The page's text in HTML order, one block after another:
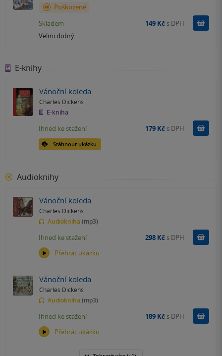
Poškozené
Velmi dobrý
Skladem 149 Kč s DPH
E-knihy
Vánoční koleda
Charles Dickens
E-kniha
Stáhnout ukázku
Ihned ke stažení 179 Kč s DPH Koupit
Audioknihy
Vánoční koleda
Charles Dickens
Audiokniha (mp3)
Přehrát ukázku
Ihned ke stažení 298 Kč s DPH Koupit
Vánoční koleda
Charles Dickens
Audiokniha (mp3)
Přehrát ukázku
Ihned ke stažení 189 Kč s DPH Koupit